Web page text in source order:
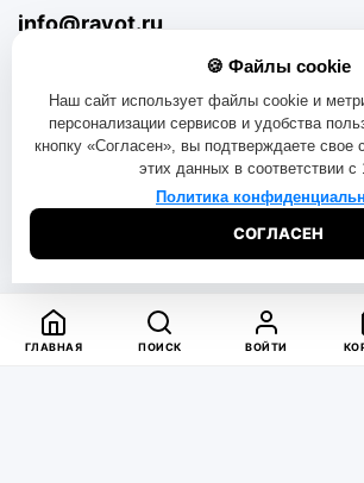
ГЛАВНАЯ ПОИСК ВОЙТИ
info@rayot.ru
Задать вопрос по почте
Обратная связь
Оставить заявку на сайте
г. Москва, ул.Никулинская д11
С 10:00 до 19:00 Без выходных
🍪 Файлы cookie
Наш сайт использует файлы cookie и
персонализации сервисов и удобства
кнопку «Согласен», вы подтверждаете свое
этих данных в соответствии
Политика
СОГЛАСЕН